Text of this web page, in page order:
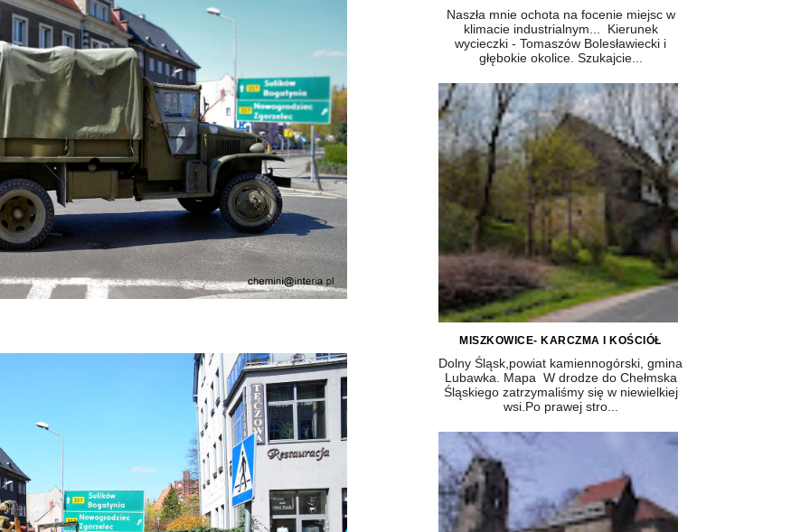
Naszła mnie ochota na focenie miejsc w
klimacie industrialnym... Kierunek
wycieczki - Tomaszów Bolesławiecki i
głębokie okolice. Szukajcie...
MISZKOWICE- KARCZMA I KOŚCIÓŁ
Dolny Śląsk,powiat kamiennogórski, gmina
Lubawka. Mapa W drodze do Chełmska
Śląskiego zatrzymaliśmy się w niewielkiej
wsi.Po prawej stro...